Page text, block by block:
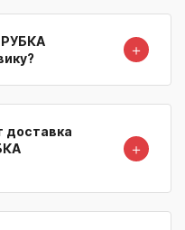
＋
доставка
＋